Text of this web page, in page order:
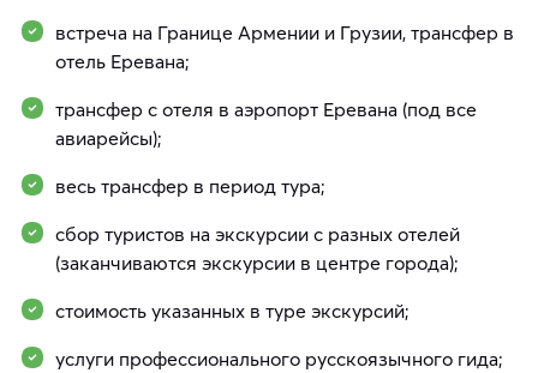
встреча на Границе Армении и Грузии, трансфер в
отель Еревана;
трансфер с отеля в аэропорт Еревана (под все
авиарейсы);
весь трансфер в период тура;
сбор туристов на экскурсии с разных отелей
(заканчиваются экскурсии в центре города);
стоимость указанных в туре экскурсий;
услуги профессионального русскоязычного гида;